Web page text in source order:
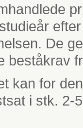
De
beståkrav
kan for
i stk.